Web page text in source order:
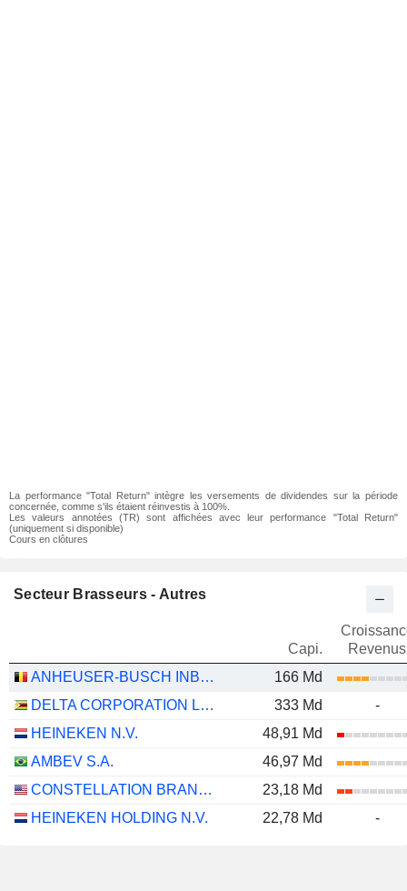
La performance "Total Return" intègre les versements de dividendes sur la période
concernée, comme s'ils étaient réinvestis à 100%.
Les valeurs annotées (TR) sont affichées avec leur performance "Total Return"
(uniquement si disponible)
Cours en clôtures
Secteur Brasseurs - Autres
Capi.
Revenus
ANHEUSER-BUSCH INBEV SA/NV
166 Md
DELTA CORPORATION LIMITED
333 Md
-
HEINEKEN N.V.
48,91 Md
AMBEV S.A.
46,97 Md
CONSTELLATION BRANDS, INC.
23,18 Md
HEINEKEN HOLDING N.V.
22,78 Md -